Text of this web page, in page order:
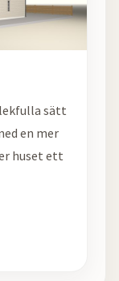
sätt
en mer
huset ett